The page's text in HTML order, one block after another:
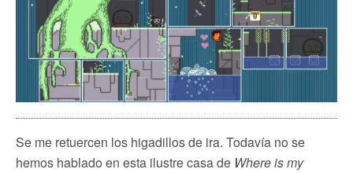
Se me retuercen los higadillos de ira. Todavía no se
hemos hablado en esta ilustre casa de Where is my